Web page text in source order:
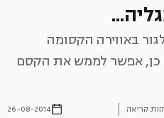
באווירה הקסומה
של המאה ה-19. כן, אפשר לממש את הקסם
26-08-2014